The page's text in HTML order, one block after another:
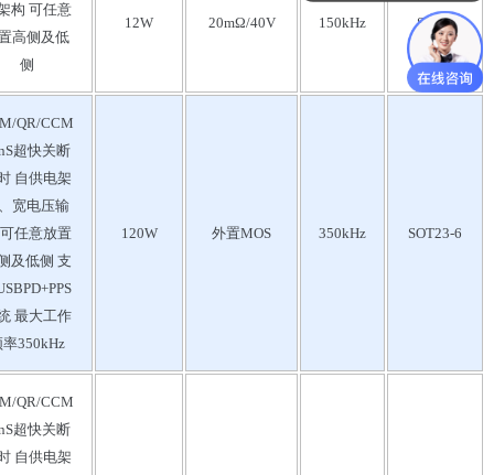
构 可任意
高侧及低
侧
12W 20mΩ/40V 150kHz SOP-8
QR/CCM
超快关断
自供电架
宽电压输
任意放置
及低侧 支
最大工作
350kHz
120W 外置MOS 350kHz SOT23-6
QR/CCM
超快关断
自供电架